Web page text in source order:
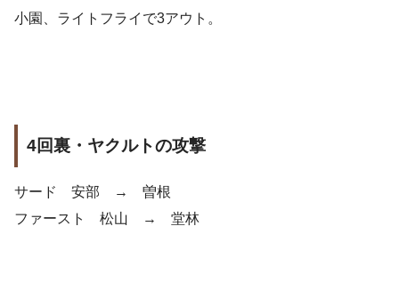
小園、ライトフライで3アウト。
4回裏・ヤクルトの攻撃
サード 安部 → 曽根
ファースト 松山 → 堂林